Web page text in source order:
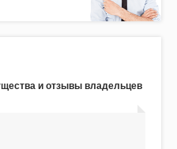
и отзывы владельцев